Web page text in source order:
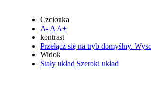
Czcionka
A- A A+
kontrast
Przełącz się na tryb domyślny.
Widok
Stały układ Szeroki układ